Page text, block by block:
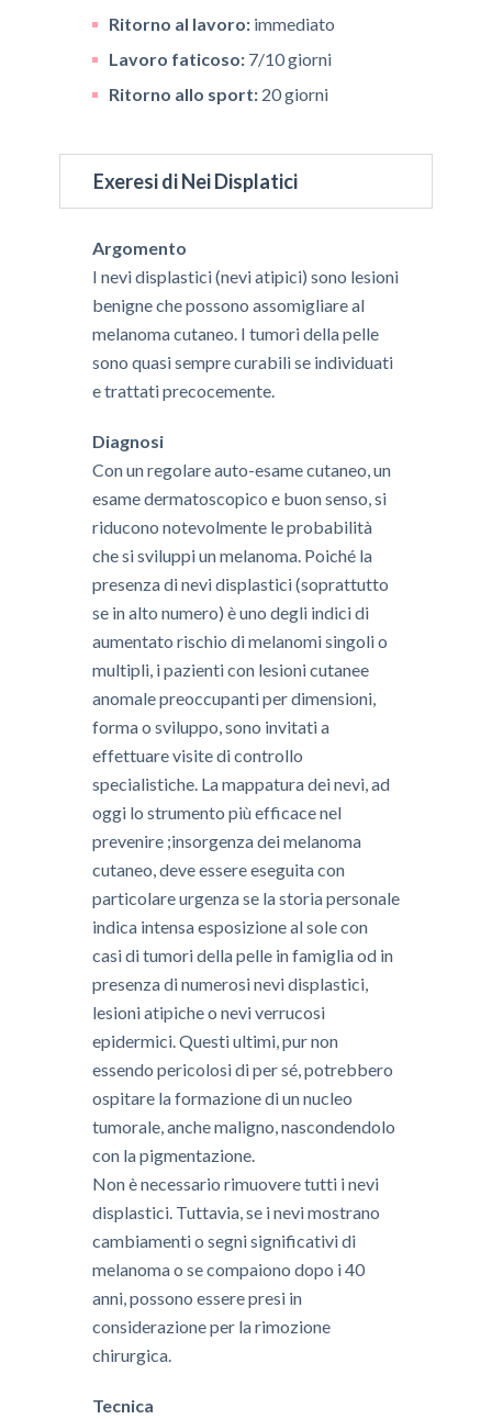
Ritorno al lavoro: immediato
Lavoro faticoso: 7/10 giorni
Ritorno allo sport: 20 giorni
Exeresi di Nei Displatici
Argomento
I nevi displastici (nevi atipici) sono lesioni
benigne che possono assomigliare al
melanoma cutaneo. I tumori della pelle
sono quasi sempre curabili se individuati
e trattati precocemente.
Diagnosi
Con un regolare auto-esame cutaneo, un
esame dermatoscopico e buon senso, si
riducono notevolmente le probabilità
che si sviluppi un melanoma. Poiché la
presenza di nevi displastici (soprattutto
se in alto numero) è uno degli indici di
aumentato rischio di melanomi singoli o
multipli, i pazienti con lesioni cutanee
anomale preoccupanti per dimensioni,
forma o sviluppo, sono invitati a
effettuare visite di controllo
specialistiche. La mappatura dei nevi, ad
oggi lo strumento più efficace nel
prevenire ;insorgenza dei melanoma
cutaneo, deve essere eseguita con
particolare urgenza se la storia personale
indica intensa esposizione al sole con
casi di tumori della pelle in famiglia od in
presenza di numerosi nevi displastici,
lesioni atipiche o nevi verrucosi
epidermici. Questi ultimi, pur non
essendo pericolosi di per sé, potrebbero
ospitare la formazione di un nucleo
tumorale, anche maligno, nascondendolo
con la pigmentazione.
Non è necessario rimuovere tutti i nevi
displastici. Tuttavia, se i nevi mostrano
cambiamenti o segni significativi di
melanoma o se compaiono dopo i 40
anni, possono essere presi in
considerazione per la rimozione
chirurgica.
Tecnica